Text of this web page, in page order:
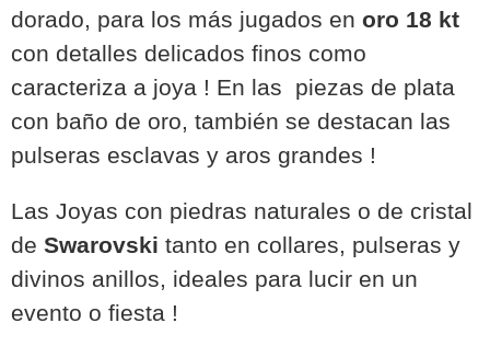
dorado, para los más jugados en oro 18 kt
con detalles delicados finos como
caracteriza a joya ! En las piezas de plata
con baño de oro, también se destacan las
pulseras esclavas y aros grandes !
Las Joyas con piedras naturales o de cristal
de Swarovski tanto en collares, pulseras y
divinos anillos, ideales para lucir en un
evento o fiesta !